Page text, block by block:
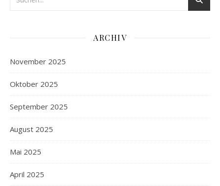
ARCHIV
November 2025
Oktober 2025
September 2025
August 2025
Mai 2025
April 2025